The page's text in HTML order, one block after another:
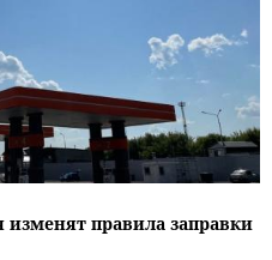
изменят правила заправки